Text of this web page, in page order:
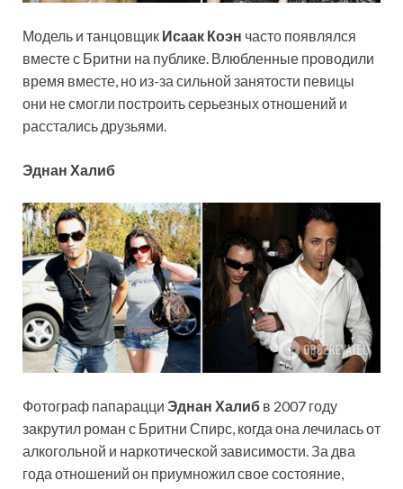
Модель и танцовщик Исаак Коэн часто появлялся
вместе с Бритни на публике. Влюбленные проводили
время вместе, но из-за сильной занятости певицы
они не смогли построить серьезных отношений и
расстались друзьями.
Эднан Халиб
Фотограф папарацци Эднан Халиб в 2007 году
закрутил роман с Бритни Спирс, когда она лечилась от
алкогольной и наркотической зависимости. За два
года отношений он приумножил свое состояние,